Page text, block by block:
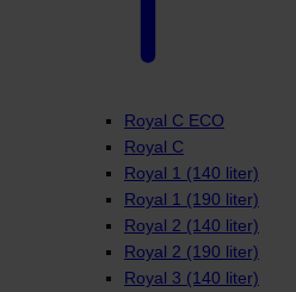
Royal C ECO
Royal C
Royal 1 (140 liter)
Royal 1 (190 liter)
Royal 2 (140 liter)
Royal 2 (190 liter)
Royal 3 (140 liter)